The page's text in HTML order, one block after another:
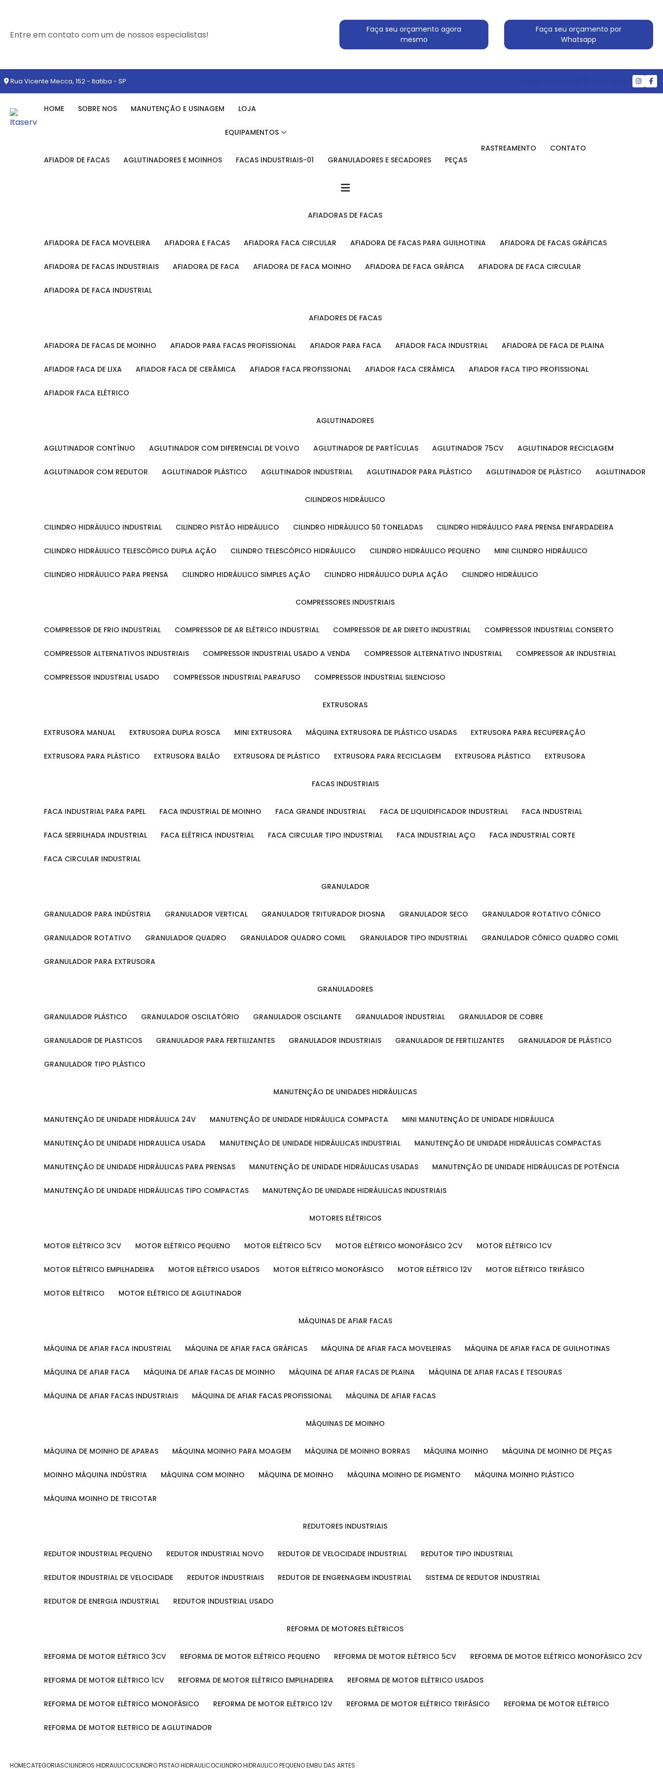
Entre em contato com um de nossos especialistas!
Faça seu orçamento agora
mesmo
Faça seu orçamento por
Whatsapp
Rua Vicente Mecca, 152 - Itatiba - SP
HOME SOBRE NOS MANUTENÇÃO E USINAGEM LOJA
EQUIPAMENTOS
AFIADOR DE FACAS AGLUTINADORES E MOINHOS FACAS INDUSTRIAIS-01 GRANULADORES E SECADORES PEÇAS
RASTREAMENTO CONTATO
AFIADORAS DE FACAS
AFIADORA DE FACA MOVELEIRA AFIADORA E FACAS AFIADORA FACA CIRCULAR AFIADORA DE FACAS PARA GUILHOTINA AFIADORA DE FACAS GRÁFICAS
AFIADORA DE FACAS INDUSTRIAIS AFIADORA DE FACA AFIADORA DE FACA MOINHO AFIADORA DE FACA GRÁFICA AFIADORA DE FACA CIRCULAR
AFIADORA DE FACA INDUSTRIAL
AFIADORES DE FACAS
AFIADORA DE FACAS DE MOINHO AFIADOR PARA FACAS PROFISSIONAL AFIADOR PARA FACA AFIADOR FACA INDUSTRIAL AFIADORA DE FACA DE PLAINA
AFIADOR FACA DE LIXA AFIADOR FACA DE CERÂMICA AFIADOR FACA PROFISSIONAL AFIADOR FACA CERÂMICA AFIADOR FACA TIPO PROFISSIONAL
AFIADOR FACA ELÉTRICO
AGLUTINADORES
AGLUTINADOR CONTÍNUO AGLUTINADOR COM DIFERENCIAL DE VOLVO AGLUTINADOR DE PARTÍCULAS AGLUTINADOR 75CV AGLUTINADOR RECICLAGEM
AGLUTINADOR COM REDUTOR AGLUTINADOR PLÁSTICO AGLUTINADOR INDUSTRIAL AGLUTINADOR PARA PLÁSTICO AGLUTINADOR DE PLÁSTICO AGLUTINADOR
CILINDROS HIDRÁULICO
CILINDRO HIDRÁULICO INDUSTRIAL CILINDRO PISTÃO HIDRÁULICO CILINDRO HIDRÁULICO 50 TONELADAS CILINDRO HIDRÁULICO PARA PRENSA ENFARDADEIRA
CILINDRO HIDRÁULICO TELESCÓPICO DUPLA AÇÃO CILINDRO TELESCÓPICO HIDRÁULICO CILINDRO HIDRÁULICO PEQUENO MINI CILINDRO HIDRÁULICO
CILINDRO HIDRÁULICO PARA PRENSA CILINDRO HIDRÁULICO SIMPLES AÇÃO CILINDRO HIDRÁULICO DUPLA AÇÃO CILINDRO HIDRÁULICO
COMPRESSORES INDUSTRIAIS
COMPRESSOR DE FRIO INDUSTRIAL COMPRESSOR DE AR ELÉTRICO INDUSTRIAL COMPRESSOR DE AR DIRETO INDUSTRIAL COMPRESSOR INDUSTRIAL CONSERTO
COMPRESSOR ALTERNATIVOS INDUSTRIAIS COMPRESSOR INDUSTRIAL USADO A VENDA COMPRESSOR ALTERNATIVO INDUSTRIAL COMPRESSOR AR INDUSTRIAL
COMPRESSOR INDUSTRIAL USADO COMPRESSOR INDUSTRIAL PARAFUSO COMPRESSOR INDUSTRIAL SILENCIOSO
EXTRUSORAS
EXTRUSORA MANUAL EXTRUSORA DUPLA ROSCA MINI EXTRUSORA MÁQUINA EXTRUSORA DE PLÁSTICO USADAS EXTRUSORA PARA RECUPERAÇÃO
EXTRUSORA PARA PLÁSTICO EXTRUSORA BALÃO EXTRUSORA DE PLÁSTICO EXTRUSORA PARA RECICLAGEM EXTRUSORA PLÁSTICO EXTRUSORA
FACAS INDUSTRIAIS
FACA INDUSTRIAL PARA PAPEL FACA INDUSTRIAL DE MOINHO FACA GRANDE INDUSTRIAL FACA DE LIQUIDIFICADOR INDUSTRIAL FACA INDUSTRIAL
FACA SERRILHADA INDUSTRIAL FACA ELÉTRICA INDUSTRIAL FACA CIRCULAR TIPO INDUSTRIAL FACA INDUSTRIAL AÇO FACA INDUSTRIAL CORTE
FACA CIRCULAR INDUSTRIAL
GRANULADOR
GRANULADOR PARA INDÚSTRIA GRANULADOR VERTICAL GRANULADOR TRITURADOR DIOSNA GRANULADOR SECO GRANULADOR ROTATIVO CÔNICO
GRANULADOR ROTATIVO GRANULADOR QUADRO GRANULADOR QUADRO COMIL GRANULADOR TIPO INDUSTRIAL GRANULADOR CÔNICO QUADRO COMIL
GRANULADOR PARA EXTRUSORA
GRANULADORES
GRANULADOR PLÁSTICO GRANULADOR OSCILATÓRIO GRANULADOR OSCILANTE GRANULADOR INDUSTRIAL GRANULADOR DE COBRE
GRANULADOR DE PLASTICOS GRANULADOR PARA FERTILIZANTES GRANULADOR INDUSTRIAIS GRANULADOR DE FERTILIZANTES GRANULADOR DE PLÁSTICO
GRANULADOR TIPO PLÁSTICO
MANUTENÇÃO DE UNIDADES HIDRÁULICAS
MANUTENÇÃO DE UNIDADE HIDRÁULICA 24V MANUTENÇÃO DE UNIDADE HIDRÁULICA COMPACTA MINI MANUTENÇÃO DE UNIDADE HIDRÁULICA
MANUTENÇÃO DE UNIDADE HIDRAULICA USADA MANUTENÇÃO DE UNIDADE HIDRÁULICAS INDUSTRIAL MANUTENÇÃO DE UNIDADE HIDRÁULICAS COMPACTAS
MANUTENÇÃO DE UNIDADE HIDRÁULICAS PARA PRENSAS MANUTENÇÃO DE UNIDADE HIDRÁULICAS USADAS MANUTENÇÃO DE UNIDADE HIDRÁULICAS DE POTÊNCIA
MANUTENÇÃO DE UNIDADE HIDRÁULICAS TIPO COMPACTAS MANUTENÇÃO DE UNIDADE HIDRÁULICAS INDUSTRIAIS
MOTORES ELÉTRICOS
MOTOR ELÉTRICO 3CV MOTOR ELÉTRICO PEQUENO MOTOR ELÉTRICO 5CV MOTOR ELÉTRICO MONOFÁSICO 2CV MOTOR ELÉTRICO 1CV
MOTOR ELÉTRICO EMPILHADEIRA MOTOR ELÉTRICO USADOS MOTOR ELÉTRICO MONOFÁSICO MOTOR ELÉTRICO 12V MOTOR ELÉTRICO TRIFÁSICO
MOTOR ELÉTRICO MOTOR ELÉTRICO DE AGLUTINADOR
MÁQUINAS DE AFIAR FACAS
MÁQUINA DE AFIAR FACA INDUSTRIAL MÁQUINA DE AFIAR FACA GRÁFICAS MÁQUINA DE AFIAR FACA MOVELEIRAS MÁQUINA DE AFIAR FACA DE GUILHOTINAS
MÁQUINA DE AFIAR FACA MÁQUINA DE AFIAR FACAS DE MOINHO MÁQUINA DE AFIAR FACAS DE PLAINA MÁQUINA DE AFIAR FACAS E TESOURAS
MÁQUINA DE AFIAR FACAS INDUSTRIAIS MÁQUINA DE AFIAR FACAS PROFISSIONAL MÁQUINA DE AFIAR FACAS
MÁQUINAS DE MOINHO
MÁQUINA DE MOINHO DE APARAS MÁQUINA MOINHO PARA MOAGEM MÁQUINA DE MOINHO BORRAS MÁQUINA MOINHO MÁQUINA DE MOINHO DE PEÇAS
MOINHO MÁQUINA INDÚSTRIA MÁQUINA COM MOINHO MÁQUINA DE MOINHO MÁQUINA MOINHO DE PIGMENTO MÁQUINA MOINHO PLÁSTICO
MÁQUINA MOINHO DE TRICOTAR
REDUTORES INDUSTRIAIS
REDUTOR INDUSTRIAL PEQUENO REDUTOR INDUSTRIAL NOVO REDUTOR DE VELOCIDADE INDUSTRIAL REDUTOR TIPO INDUSTRIAL
REDUTOR INDUSTRIAL DE VELOCIDADE REDUTOR INDUSTRIAIS REDUTOR DE ENGRENAGEM INDUSTRIAL SISTEMA DE REDUTOR INDUSTRIAL
REDUTOR DE ENERGIA INDUSTRIAL REDUTOR INDUSTRIAL USADO
REFORMA DE MOTORES ELÉTRICOS
REFORMA DE MOTOR ELÉTRICO 3CV REFORMA DE MOTOR ELÉTRICO PEQUENO REFORMA DE MOTOR ELÉTRICO 5CV REFORMA DE MOTOR ELÉTRICO MONOFÁSICO 2CV
REFORMA DE MOTOR ELÉTRICO 1CV REFORMA DE MOTOR ELÉTRICO EMPILHADEIRA REFORMA DE MOTOR ELÉTRICO USADOS
REFORMA DE MOTOR ELÉTRICO MONOFÁSICO REFORMA DE MOTOR ELÉTRICO 12V REFORMA DE MOTOR ELÉTRICO TRIFÁSICO REFORMA DE MOTOR ELÉTRICO
REFORMA DE MOTOR ELETRICO DE AGLUTINADOR
HOMECATEGORIASCILINDROS HIDRAULICOCILINDRO PISTAO HIDRAULICOCILINDRO HIDRAULICO PEQUENO EMBU DAS ARTES